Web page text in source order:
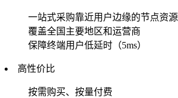
一站式采购靠近用户边缘的节点资源
覆盖全国主要地区和运营商
保障终端用户低延时（5ms）
高性价比
按需购买、按量付费